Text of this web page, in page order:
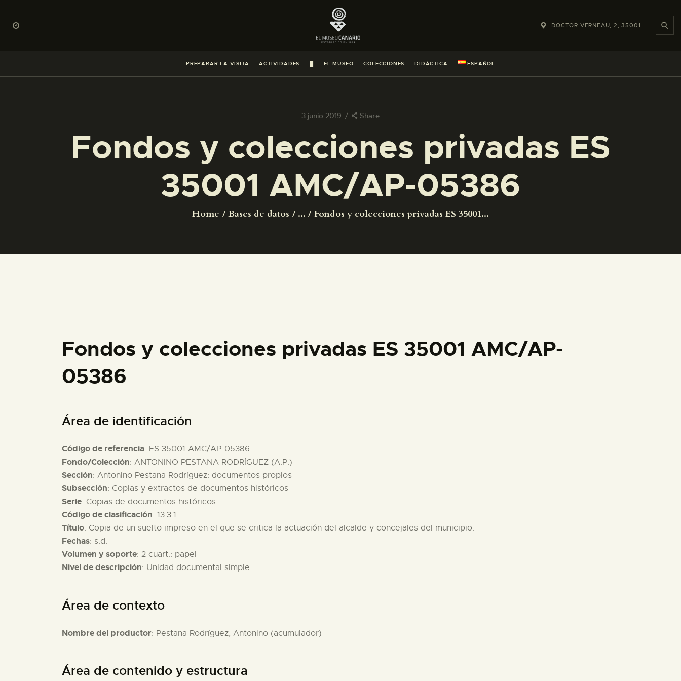
DOCTOR VERNEAU, 2, 35001
PREPARAR LA VISITA ACTIVIDADES EL MUSEO COLECCIONES DIDÁCTICA ESPAÑOL
3 junio 2019 Share
Fondos y colecciones privadas ES
35001 AMC/AP-05386
Home Bases de datos ... Fondos y colecciones privadas ES 35001...
PREPARAR LA VISITA
ACTIVIDADES
█
COLECCIONES
DIDÁCTICA
ESPAÑOL
Fondos y colecciones privadas ES 35001 AMC/AP-
05386
Área de identificación
Código de referencia: ES 35001 AMC/AP-05386
Fondo/Colección: ANTONINO PESTANA RODRÍGUEZ (A.P.)
Sección: Antonino Pestana Rodríguez: documentos propios
Subsección: Copias y extractos de documentos históricos
Serie: Copias de documentos históricos
Código de clasificación: 13.3.1
Título: Copia de un suelto impreso en el que se critica la actuación del alcalde y concejales del municipio.
Fechas: s.d.
Volumen y soporte: 2 cuart.: papel
Nivel de descripción: Unidad documental simple
Área de contexto
Nombre del productor: Pestana Rodríguez, Antonino (acumulador)
Área de contenido y estructura